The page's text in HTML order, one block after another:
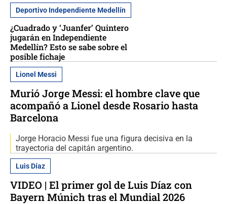
Deportivo Independiente Medellín
¿Cuadrado y ‘Juanfer’ Quintero
jugarán en Independiente
Medellín? Esto se sabe sobre el
posible fichaje
Lionel Messi
Murió Jorge Messi: el hombre clave que
acompañó a Lionel desde Rosario hasta
Barcelona
Jorge Horacio Messi fue una figura decisiva en la
trayectoria del capitán argentino.
Luis Díaz
VIDEO | El primer gol de Luis Díaz con
Bayern Múnich tras el Mundial 2026